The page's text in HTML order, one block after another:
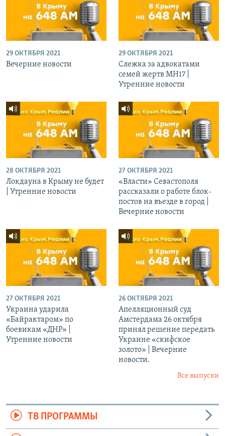
29 ОКТЯБРЯ 2021
Вечерние новости
29 ОКТЯБРЯ 2021
Слежка за адвокатами
семей жертв МН17 |
Утренние новости
28 ОКТЯБРЯ 2021
Локдауна в Крыму не будет
| Утренние новости
27 ОКТЯБРЯ 2021
«Власти» Севастополя
рассказали о работе блок-
постов на въезде в город |
Вечерние новости
27 ОКТЯБРЯ 2021
Украина ударила
«Байрактаром» по
боевикам «ДНР» |
Утренние новости
26 ОКТЯБРЯ 2021
Апелляционный суд
Амстердама 26 октября
принял решение передать
Украине «скифское
золото» | Вечерние
новости.
Все выпуски
ТВ ПРОГРАММЫ